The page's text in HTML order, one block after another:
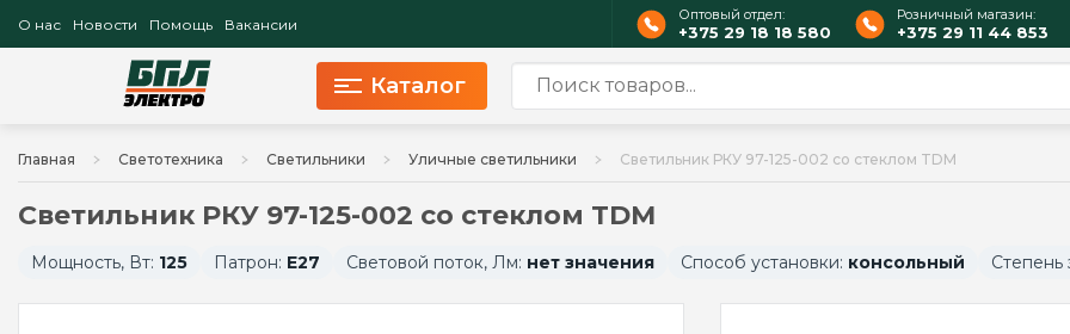
О нас Новости Помощь Вакансии
Оптовый отдел:
+375 29 18 18 580
Розничный магазин:
+375 29 11 44 853
Каталог
Главная Светотехника Светильники Уличные светильники Светильник РКУ 97-125-002 со стеклом TDM
Светильник РКУ 97-125-002 со стеклом TDM
Мощность, Вт: 125 Патрон: E27 Световой поток, Лм: нет значения Способ установки: консольный Степень